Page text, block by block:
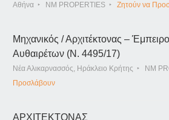
Αθήνα NM PROPERTIES Ζητούν να
Μηχανικός / Αρχιτέκτονας –
Αυθαιρέτων (Ν. 4495/17)
Νέα Αλικαρνασσός, Ηράκλειο Κρήτης NM
Προσλάβουν
ΑΡΧΙΤΕΚΤΟΝΑΣ